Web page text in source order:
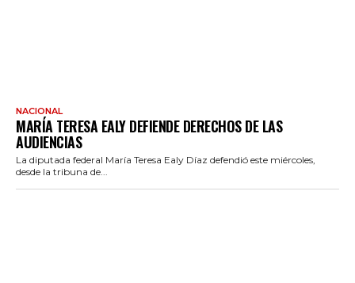
NACIONAL
MARÍA TERESA EALY DEFIENDE DERECHOS DE LAS
AUDIENCIAS
La diputada federal María Teresa Ealy Díaz defendió este miércoles,
desde la tribuna de...